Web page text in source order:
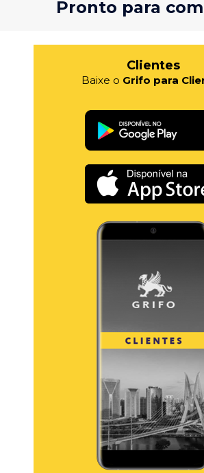
Pronto para
Clientes
Baixe o Grifo para